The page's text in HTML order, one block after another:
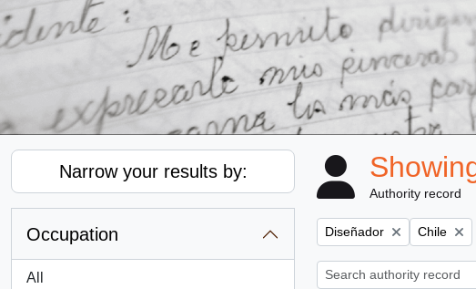
Narrow your results by:
Occupation
All
Authority record
Remove filter:
Diseñador Remove
Chile